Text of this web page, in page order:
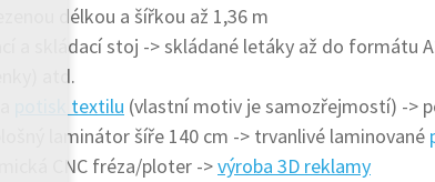
délkou a šířkou až 1,36 m
a skládací stoj -> skládané letáky až do
atd.
potisk textilu (vlastní motiv je samozřejmostí) ->
laminátor šíře 140 cm -> trvanlivé laminované
CNC fréza/ploter ->výroba 3D reklamy